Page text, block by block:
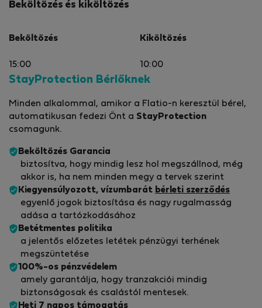
Beköltözés és kiköltözés
Beköltözés
15:00
Kiköltözés
10:00
StayProtection Bérlőknek
Minden alkalommal, amikor a Flatio-n keresztül bérel,
automatikusan fedezi Önt a StayProtection
csomagunk.
Beköltözés Garancia
biztosítva, hogy mindig lesz hol megszállnod, még
akkor is, ha nem minden megy a tervek szerint
Kiegyensúlyozott, vízumbarát bérleti szerződés
egyenlő jogok biztosítása és nagy rugalmasság
adása a tartózkodásához
Betétmentes politika
a jelentős előzetes letétek pénzügyi terhének
megszüntetése
100%-os pénzvédelem
amely garantálja, hogy tranzakciói mindig
biztonságosak és csalástól mentesek.
Heti 7 napos támogatás